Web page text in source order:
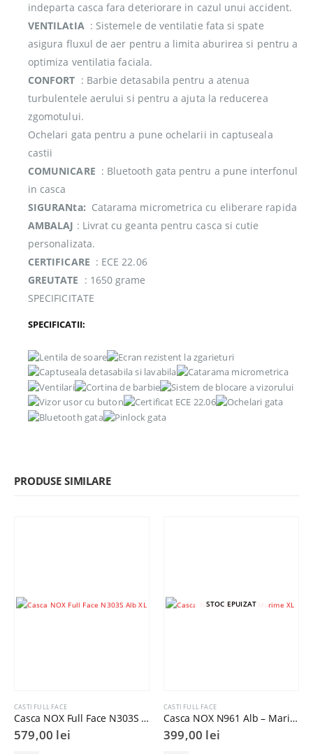
indeparta casca fara deteriorare in cazul unui accident.
VENTILAtIA : Sistemele de ventilatie fata si spate
asigura fluxul de aer pentru a limita aburirea si pentru a
optimiza ventilatia faciala.
CONFORT : Barbie detasabila pentru a atenua
turbulentele aerului si pentru a ajuta la reducerea
zgomotului.
Ochelari gata pentru a pune ochelarii in captuseala
castii
COMUNICARE : Bluetooth gata pentru a pune interfonul
in casca
SIGURANta: Catarama micrometrica cu eliberare rapida
AMBALAJ : Livrat cu geanta pentru casca si cutie
personalizata.
CERTIFICARE : ECE 22.06
GREUTATE : 1650 grame
SPECIFICITATE
SPECIFICATII:
PRODUSE SIMILARE
CASTI FULL FACE
Casca NOX Full Face N303S Alb XL
579,00 lei
STOC EPUIZAT
CASTI FULL FACE
Casca NOX N961 Alb – Marime XL
399,00 lei